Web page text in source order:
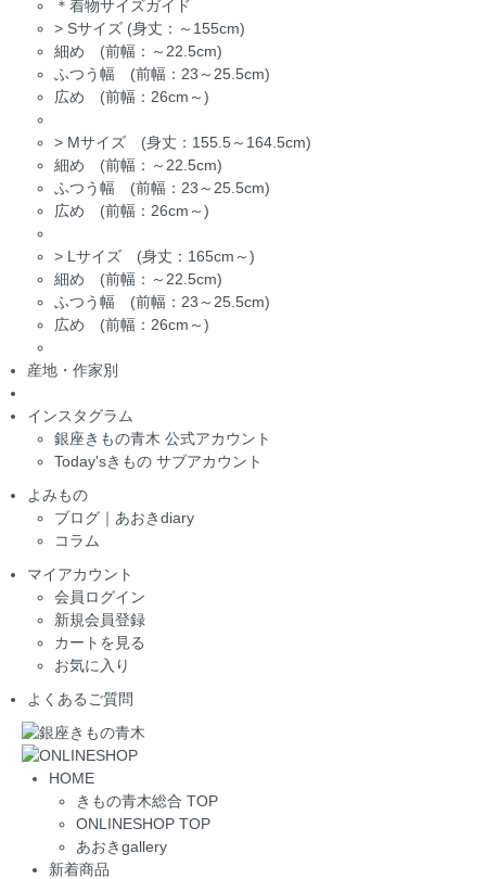
＊着物サイズガイド
> Sサイズ (身丈：～155cm)
細め (前幅：～22.5cm)
ふつう幅 (前幅：23～25.5cm)
広め (前幅：26cm～)
> Mサイズ (身丈：155.5～164.5cm)
細め (前幅：～22.5cm)
ふつう幅 (前幅：23～25.5cm)
広め (前幅：26cm～)
> Lサイズ (身丈：165cm～)
細め (前幅：～22.5cm)
ふつう幅 (前幅：23～25.5cm)
広め (前幅：26cm～)
産地・作家別
インスタグラム
銀座きもの青木 公式アカウント
Today'sきもの サブアカウント
よみもの
ブログ｜あおきdiary
コラム
マイアカウント
会員ログイン
新規会員登録
カートを見る
お気に入り
よくあるご質問
HOME
きもの青木総合 TOP
ONLINESHOP TOP
あおきgallery
新着商品